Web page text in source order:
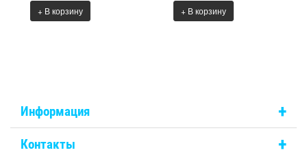
+ В корзину + В корзину
Информация +
Контакты +